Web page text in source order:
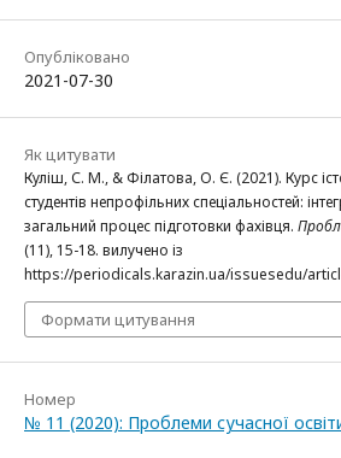
Опубліковано
2021-07-30
Як цитувати
Куліш, С. М., & Філатова, О. Є. (2021). Курс
студентів непрофільних спеціальностей:
загальний процес підготовки фахівця.
(11), 15-18. вилучено із
https://periodicals.karazin.ua/issuesedu/
Формати цитування
Номер
№ 11 (2020): Проблеми сучасної